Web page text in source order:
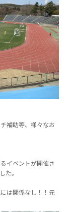
補助等、様々なお
イベントが開催さ
た。
は関係なし！！元